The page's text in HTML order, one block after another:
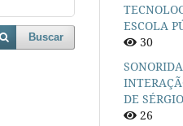
Buscar
ESCOLA
30
DE
26